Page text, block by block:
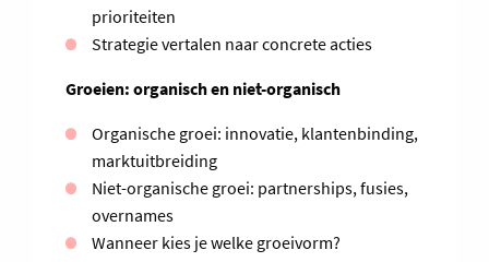
prioriteiten
Strategie vertalen naar concrete acties
Groeien: organisch en niet-organisch
Organische groei: innovatie, klantenbinding,
marktuitbreiding
Niet-organische groei: partnerships, fusies,
overnames
Wanneer kies je welke groeivorm?